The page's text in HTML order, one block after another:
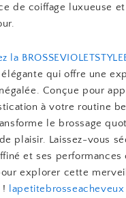
de coiffage luxueuse
la
qui offre une
Conçue pour
à votre routine
le brossage
plaisir. Laissez-vous
et ses
explorer cette
!
lapetitebrosseacheveux